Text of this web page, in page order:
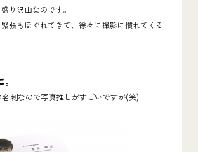
盛り沢山なのです。
張もほぐれてきて、徐々に撮影に慣れてくる
名刺なので写真推しがすごいですが(笑)